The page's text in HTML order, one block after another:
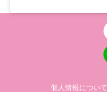
個人情報について